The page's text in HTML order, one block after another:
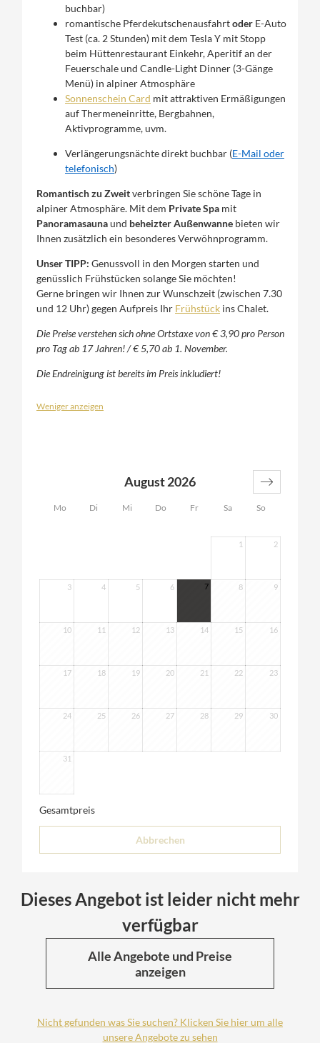
buchbar)
romantische Pferdekutschenausfahrtoder E-Auto
Test (ca. 2 Stunden) mit dem Tesla Y mit Stopp
beim Hüttenrestaurant Einkehr, Aperitif an der
Feuerschale und Candle-Light Dinner (3-Gänge
Menü) in alpiner Atmosphäre
Sonnenschein Card mit attraktiven Ermäßigungen
auf Thermeneinritte, Bergbahnen,
Aktivprogramme, uvm.
Verlängerungsnächte direkt buchbar (E-Mail oder
telefonisch)
Romantisch zu Zweitverbringen Sie schöne Tage in
alpiner Atmosphäre. Mit dem Private Spa mit
Panoramasaunaund beheizter Außenwanne bieten wir
Ihnen zusätzlich ein besonderes Verwöhnprogramm.
Unser TIPP: Genussvoll in den Morgen starten und
genüsslich Frühstücken solange Sie möchten!
Gerne bringen wir Ihnen zur Wunschzeit (zwischen 7.30
und 12 Uhr) gegen Aufpreis Ihr Frühstück ins Chalet.
Die Preise verstehen sich ohne Ortstaxe von € 3,90 pro Person
pro Tag ab 17 Jahren! / € 5,70 ab 1. November.
Die Endreinigung ist bereits im Preis inkludiert!
Weniger anzeigen
Mo Di Mi Do Fr Sa So
August 2026
1 2
3 4 5 6 7 8 9
10 11 12 13 14 15 16
17 18 19 20 21 22 23
24 25 26 27 28 29 30
31
Gesamtpreis
Abbrechen
Dieses Angebot ist leider nicht mehr
verfügbar
Alle Angebote und Preise
anzeigen
Nicht gefunden was Sie suchen? Klicken Sie hier um alle
unsere Angebote zu sehen